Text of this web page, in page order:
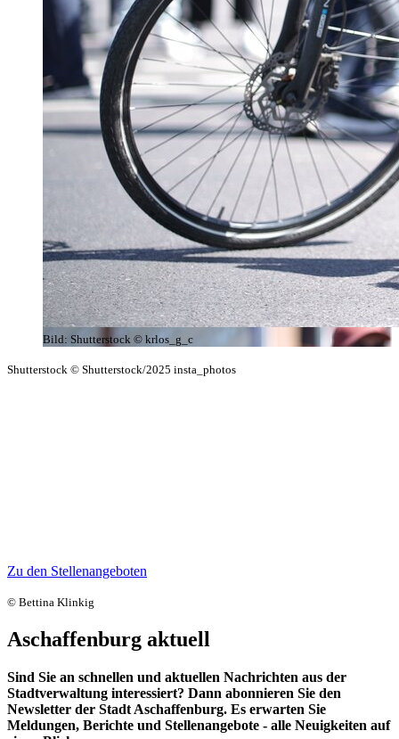
Bild: Shutterstock © krlos_g_c
Shutterstock © Shutterstock/2025 insta_photos
Zu den Stellenangeboten
© Bettina Klinkig
Aschaffenburg aktuell
Sind Sie an schnellen und aktuellen Nachrichten aus der
Stadtverwaltung interessiert? Dann abonnieren Sie den
Newsletter der Stadt Aschaffenburg. Es erwarten Sie
Meldungen, Berichte und Stellenangebote - alle Neuigkeiten auf